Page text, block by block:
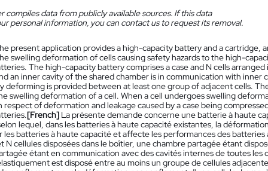
compiles data from publicly available sources. If this data
personal information, you can contact us to request its removal.
present application provides a high-capacity battery and a cartridge,
swelling deformation of cells causing safety hazards to the high-
The high-capacity battery comprises a case and N cells
an inner cavity of the shared chamber is in communication with inner
deforming is provided between at least one group of adjacent cells.
swelling deformation of a cell. When a cell undergoes swelling
respect of deformation and leakage caused by a case being
[French] La présente demande concerne une batterie à haute
lequel, dans les batteries à haute capacité existantes, la
les batteries à haute capacité et affecte les performances des
N cellules disposées dans le boîtier, une chambre partagée étant
étant en communication avec des cavités internes de toutes
est disposé entre au moins un groupe de cellules